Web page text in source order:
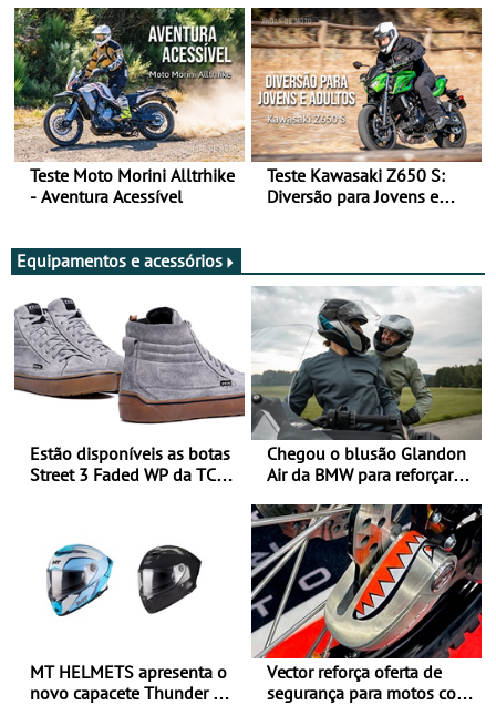
Teste Moto Morini Alltrhike
- Aventura Acessível
Teste Kawasaki Z650 S:
Diversão para Jovens e
Equipamentos e acessórios
Estão disponíveis as botas
Street 3 Faded WP da TCX
Chegou o blusão Glandon
Air da BMW para reforçar
verão
MT HELMETS apresenta o
novo capacete Thunder 4 R
Vector reforça oferta de
segurança para motos com